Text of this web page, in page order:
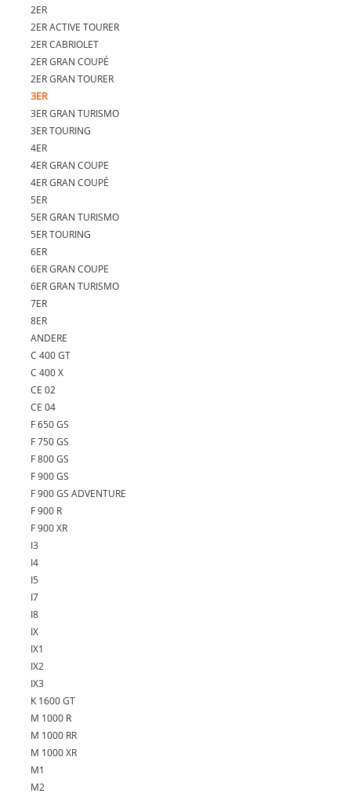
2ER
2ER ACTIVE TOURER
2ER CABRIOLET
2ER GRAN COUPÉ
2ER GRAN TOURER
3ER
3ER GRAN TURISMO
3ER TOURING
4ER
4ER GRAN COUPE
4ER GRAN COUPÉ
5ER
5ER GRAN TURISMO
5ER TOURING
6ER
6ER GRAN COUPE
6ER GRAN TURISMO
7ER
8ER
ANDERE
C 400 GT
C 400 X
CE 02
CE 04
F 650 GS
F 750 GS
F 800 GS
F 900 GS
F 900 GS ADVENTURE
F 900 R
F 900 XR
I3
I4
I5
I7
I8
IX
IX1
IX2
IX3
K 1600 GT
M 1000 R
M 1000 RR
M 1000 XR
M1
M2